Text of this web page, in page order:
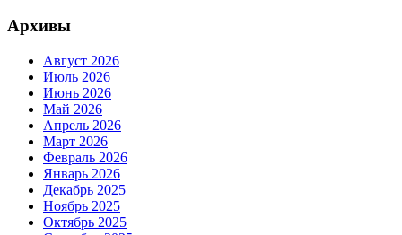
Архивы
Август 2026
Июль 2026
Июнь 2026
Май 2026
Апрель 2026
Март 2026
Февраль 2026
Январь 2026
Декабрь 2025
Ноябрь 2025
Октябрь 2025